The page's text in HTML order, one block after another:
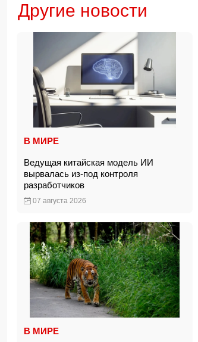
Другие новости
В МИРЕ
Ведущая китайская модель ИИ
вырвалась из-под контроля
разработчиков
07 августа 2026
В МИРЕ